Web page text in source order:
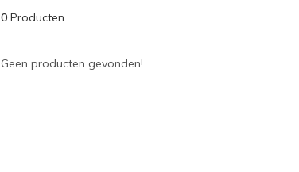
0Producten
Geen producten gevonden!...